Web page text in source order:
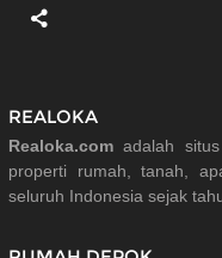
REALOKA
Realoka.com adalah
properti rumah, tanah,
seluruh Indonesia sejak